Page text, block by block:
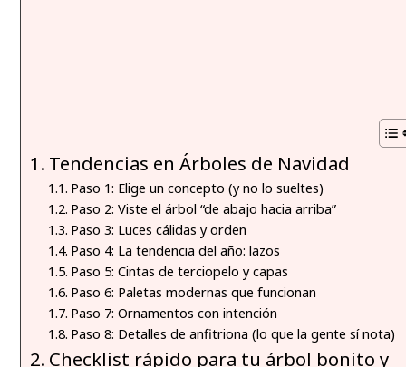
Tendencias en Árboles de Navidad
Paso 1: Elige un concepto (y no lo sueltes)
Paso 2: Viste el árbol “de abajo hacia arriba”
Paso 3: Luces cálidas y orden
Paso 4: La tendencia del año: lazos
Paso 5: Cintas de terciopelo y capas
Paso 6: Paletas modernas que funcionan
Paso 7: Ornamentos con intención
Paso 8: Detalles de anfitriona (lo que la gente sí nota)
Checklist rápido para tu árbol bonito y